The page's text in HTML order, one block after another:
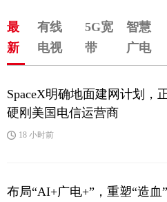
最
新
有线
电视
5G宽
带
智慧
广电
SpaceX明确地面建网计划，
硬刚美国电信运营商
18 小时前
布局“AI+广电+”，重塑“造血